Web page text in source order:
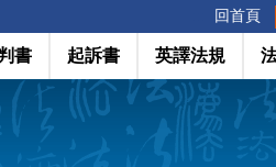
回首頁
書 起訴書 英譯法規